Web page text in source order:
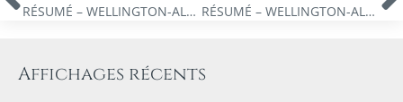
RÉSUMÉ – WELLINGTON-ALTUS GESTION PRIVÉE INC. LE POINT SUR LE MARCHÉ — DÉCEMBRE 2024 RÉSUMÉ – WELLINGTON-ALTUS GESTION PRIVÉE INC. LE POINT SUR LE MARCHÉ – FÉVRIER 2025
Affichages récents